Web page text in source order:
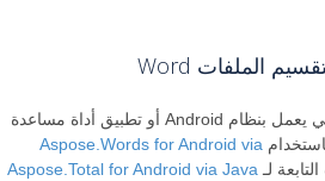
هل تحتاج إلى تطوير برنامج نصي يعمل بنظام Android أو تطبيق أداة مساعدة
Aspose.Words for Android via
لـ Aspose.Total for Android via Java